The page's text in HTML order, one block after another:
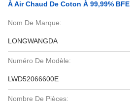
À Air Chaud De Coton À 99,99% BFE
Nom De Marque:
LONGWANGDA
Numéro De Modèle:
LWD52066600E
Nombre De Pièces: